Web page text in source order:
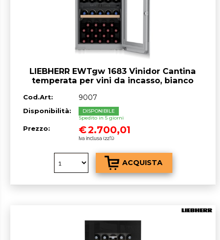
LIEBHERR EWTgw 1683 Vinidor Cantina
temperata per vini da incasso, bianco
Cod.Art: 9007
Disponibilità:
DISPONIBILE
Spedito in 5 giorni
Prezzo: €2.700,01
Iva inclusa (22%)